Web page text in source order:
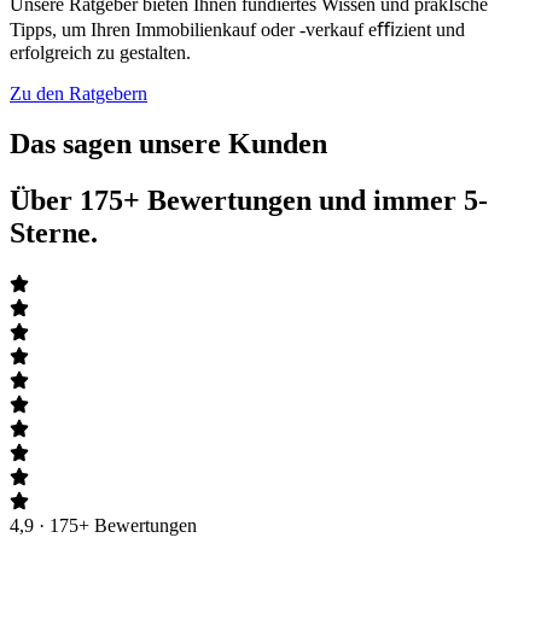
Tipps, um Ihren Immobilienkauf oder -verkauf eﬃzient und
erfolgreich zu gestalten.
Zu den Ratgebern
Das sagen unsere Kunden
Über 175+ Bewertungen und immer 5-
Sterne.
4,9 · 175+ Bewertungen